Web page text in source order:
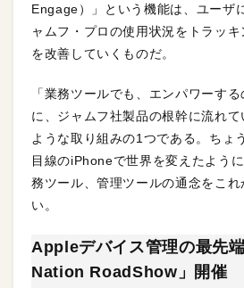
Engage）」という機能は、ユーザ
ャムフ・プロの使用状況をトラッ
を改善していくものだ。
「業務ツールでも、エンパワーす
に、ジャムフ社製品の根幹に流れ
ような取り組みの1つである。ちょ
目線のiPhoneで世界を変えたよう
務ツール、管理ツールの通念をこれ
い。
Appleデバイス管理の最先
Nation RoadShow」開催